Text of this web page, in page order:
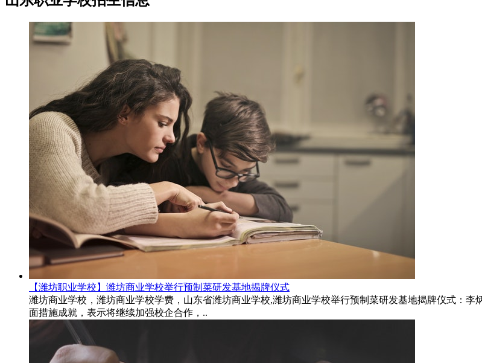
【潍坊职业学校】潍坊商业学校举行预制菜研发基地揭牌仪式
潍坊商业学校，潍坊商业学校学费，山东省潍坊商业学校,潍坊商业学校举行预制菜研发基地揭牌仪式：
面措施成就，表示将继续加强校企合作，..